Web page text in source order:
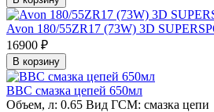
Avon 180/55ZR17 (73W) 3D
16900 ₽
В корзину
BBC смазка цепей 650мл
Объем, л: 0.65 Вид ГСМ: смазка цепи